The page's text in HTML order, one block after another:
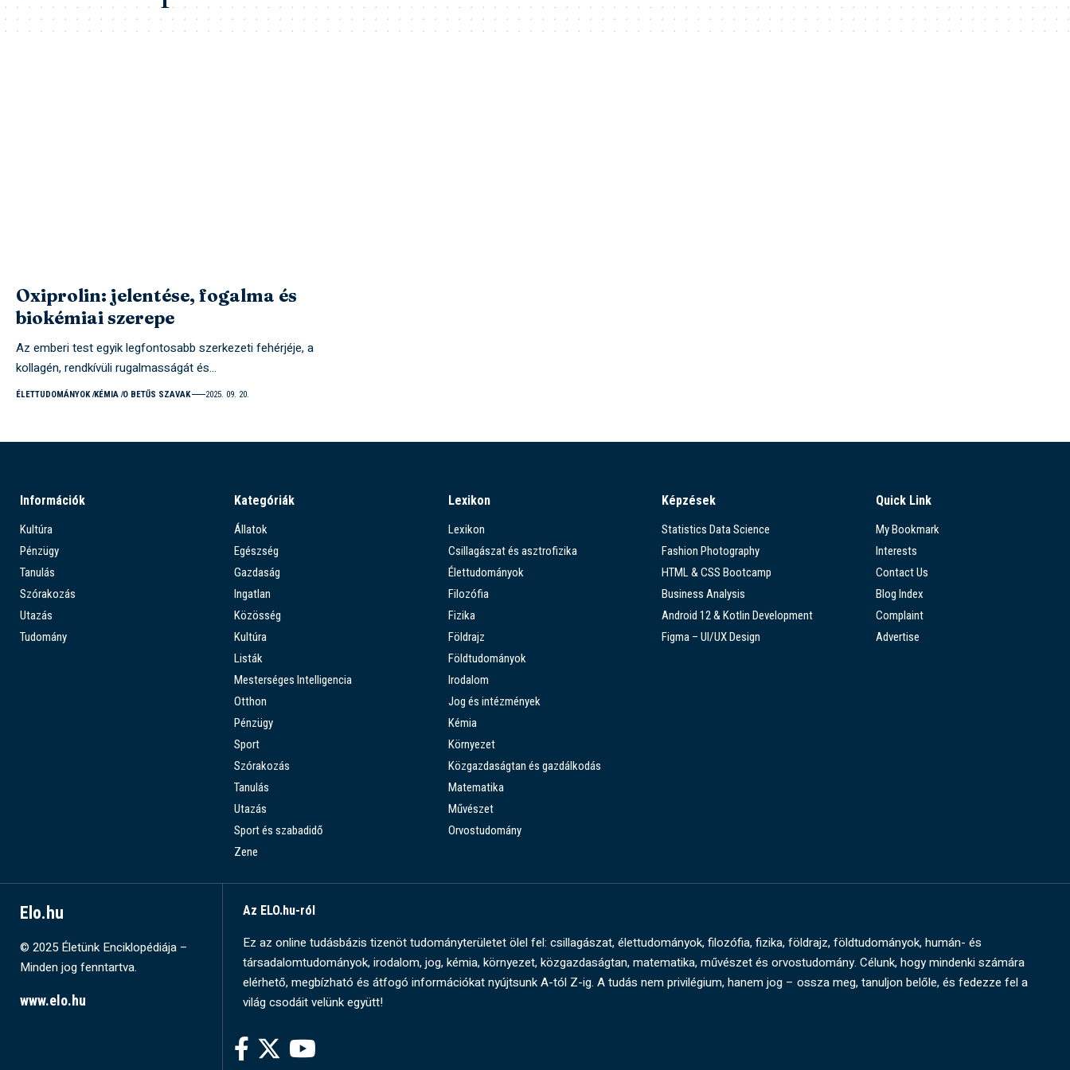
Oxiprolin: jelentése, fogalma és
biokémiai szerepe
Az emberi test egyik legfontosabb szerkezeti fehérjéje, a
kollagén, rendkívüli rugalmasságát és…
ÉLETTUDOMÁNYOK KÉMIA O BETŰS SZAVAK 2025. 09. 20.
Információk
Kultúra
Pénzügy
Tanulás
Szórakozás
Utazás
Tudomány
Kategóriák
Állatok
Egészség
Gazdaság
Ingatlan
Közösség
Kultúra
Listák
Mesterséges Intelligencia
Otthon
Pénzügy
Sport
Szórakozás
Tanulás
Utazás
Sport és szabadidő
Zene
Lexikon
Lexikon
Csillagászat és asztrofizika
Élettudományok
Filozófia
Fizika
Földrajz
Földtudományok
Irodalom
Jog és intézmények
Kémia
Környezet
Közgazdaságtan és gazdálkodás
Matematika
Művészet
Orvostudomány
Képzések
Statistics Data Science
Fashion Photography
HTML & CSS Bootcamp
Business Analysis
Android 12 & Kotlin Development
Figma – UI/UX Design
Quick Link
My Bookmark
Interests
Contact Us
Blog Index
Complaint
Advertise
Elo.hu
© 2025 Életünk Enciklopédiája –
Minden jog fenntartva.
www.elo.hu
Az ELO.hu-ról
Ez az online tudásbázis tizenöt tudományterületet ölel fel: csillagászat, élettudományok, filozófia, fizika, földrajz, földtudományok, humán- és
társadalomtudományok, irodalom, jog, kémia, környezet, közgazdaságtan, matematika, művészet és orvostudomány. Célunk, hogy mindenki számára
elérhető, megbízható és átfogó információkat nyújtsunk A-tól Z-ig. A tudás nem privilégium, hanem jog – ossza meg, tanuljon belőle, és fedezze fel a
világ csodáit velünk együtt!